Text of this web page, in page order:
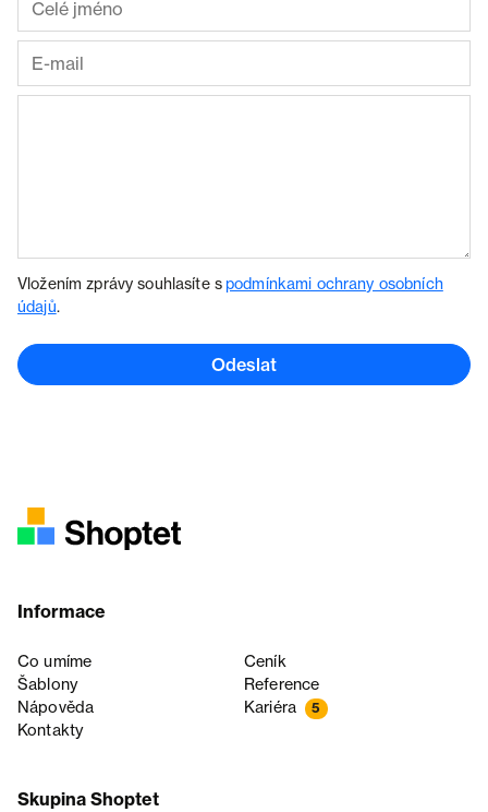
Vložením zprávy souhlasíte spodmínkami ochrany osobních
údajů.
Odeslat
Informace
Co umíme
Ceník
Šablony
Reference
Nápověda
Kariéra 5
Kontakty
Skupina Shoptet